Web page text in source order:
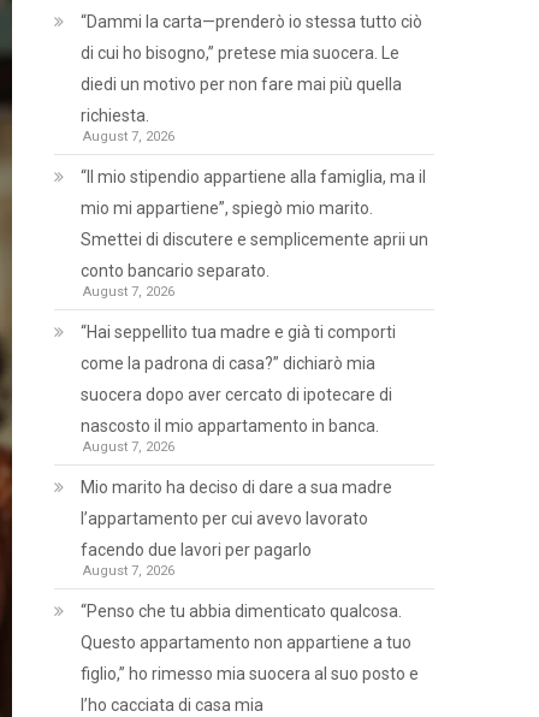
“Dammi la carta—prenderò io stessa tutto ciò
di cui ho bisogno,” pretese mia suocera. Le
diedi un motivo per non fare mai più quella
richiesta.
August 7, 2026
“Il mio stipendio appartiene alla famiglia, ma il
mio mi appartiene”, spiegò mio marito.
Smettei di discutere e semplicemente aprii un
conto bancario separato.
August 7, 2026
“Hai seppellito tua madre e già ti comporti
come la padrona di casa?” dichiarò mia
suocera dopo aver cercato di ipotecare di
nascosto il mio appartamento in banca.
August 7, 2026
Mio marito ha deciso di dare a sua madre
l’appartamento per cui avevo lavorato
facendo due lavori per pagarlo
August 7, 2026
“Penso che tu abbia dimenticato qualcosa.
Questo appartamento non appartiene a tuo
figlio,” ho rimesso mia suocera al suo posto e
l’ho cacciata di casa mia